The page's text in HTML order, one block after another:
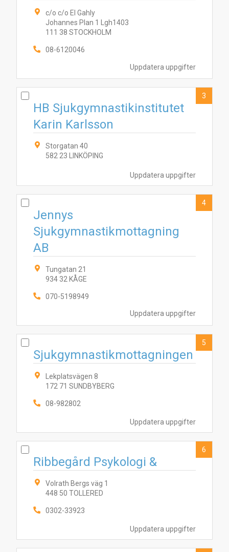
Uppdatera uppgifter
c/o c/o El Gahly
Johannes Plan 1 Lgh1403
111 38 STOCKHOLM
08-6120046
Uppdatera uppgifter
HB Sjukgymnastikinstitutet
Karin Karlsson
Storgatan 40
582 23 LINKÖPING
3
Uppdatera uppgifter
Jennys
Sjukgymnastikmottagning
AB
Tungatan 21
934 32 KÅGE
070-5198949
4
Uppdatera uppgifter
Sjukgymnastikmottagningen
Lekplatsvägen 8
172 71 SUNDBYBERG
08-982802
5
Uppdatera uppgifter
Ribbegård Psykologi &
Volrath Bergs väg 1
448 50 TOLLERED
0302-33923
6